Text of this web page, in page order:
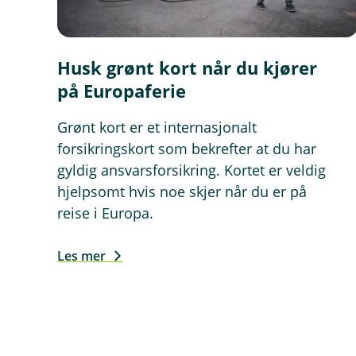
Husk grønt kort når du kjører
på Europaferie
Grønt kort er et internasjonalt
forsikringskort som bekrefter at du har
gyldig ansvarsforsikring. Kortet er veldig
hjelpsomt hvis noe skjer når du er på
reise i Europa.
Les mer